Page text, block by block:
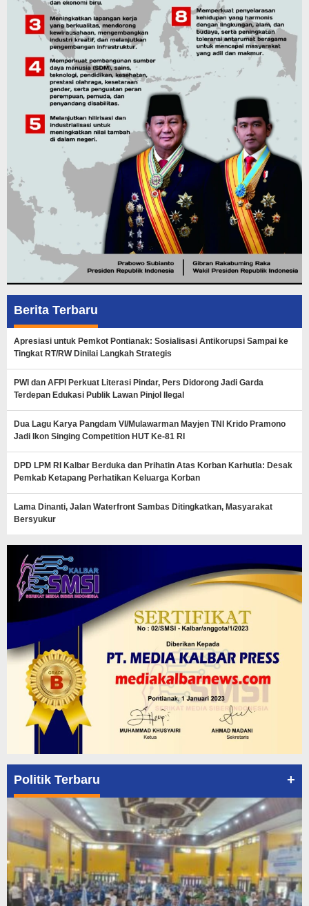
Berita Terbaru
Apresiasi untuk Pemkot Pontianak: Sosialisasi Antikorupsi Sampai ke
Tingkat RT/RW Dinilai Langkah Strategis
PWI dan AFPI Perkuat Literasi Pindar, Pers Didorong Jadi Garda
Terdepan Edukasi Publik Lawan Pinjol Ilegal
Dua Lagu Karya Pangdam VI/Mulawarman Mayjen TNI Krido Pramono
Jadi Ikon Singing Competition HUT Ke-81 RI
DPD LPM RI Kalbar Berduka dan Prihatin Atas Korban Karhutla: Desak
Pemkab Ketapang Perhatikan Keluarga Korban
Lama Dinanti, Jalan Waterfront Sambas Ditingkatkan, Masyarakat
Bersyukur
Politik Terbaru +